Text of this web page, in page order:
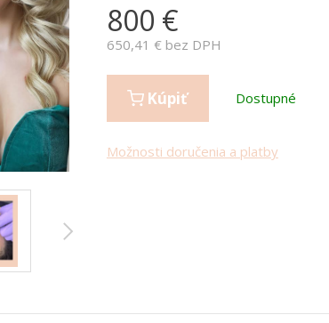
800 €
650,41 € bez DPH
Kúpiť Dostupné
Možnosti doručenia a platby